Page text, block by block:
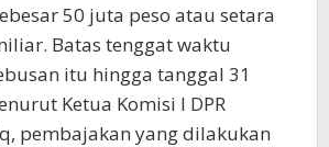
50 juta peso atau setara
Batas tenggat waktu
itu hingga tanggal 31
Ketua Komisi I DPR
pembajakan yang dilakukan